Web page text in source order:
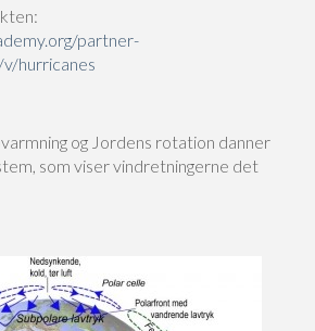
partner-
hurricanes
og Jordens rotation danner
som viser vindretningerne det